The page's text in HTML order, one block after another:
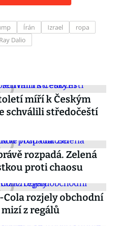
Írán Izrael
ropa
Ray Dalio
míří k Českým
schválili středočeští
rozpadá. Zelená
proti chaosu
Cola rozjely obchodní
z regálů